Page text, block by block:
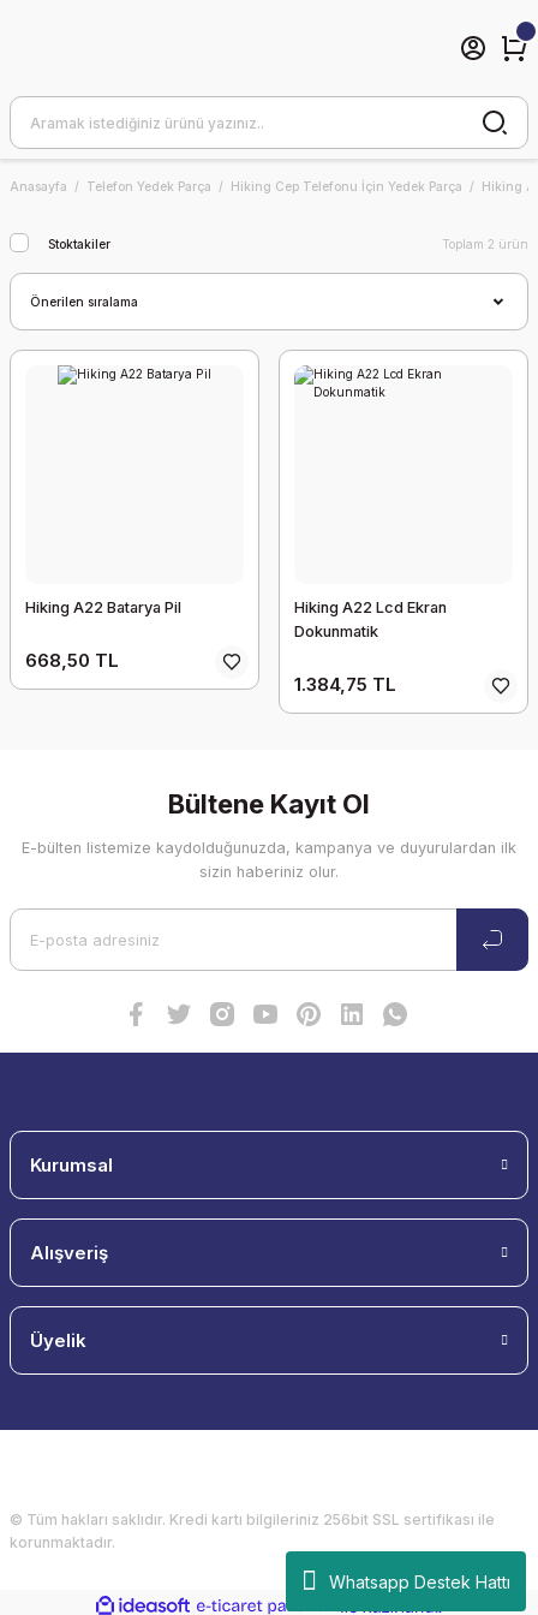
Whatsapp Destek Hattı
Anasayfa Telefon Yedek Parça Hiking Cep Telefonu İçin Yedek Parça Hiking
Stoktakiler Toplam 2 ürün
Hiking A22 Batarya Pil
668,50 TL
Hiking A22 Lcd Ekran
Dokunmatik
1.384,75 TL
Bültene Kayıt Ol
E-bülten listemize kaydolduğunuzda, kampanya ve duyurulardan ilk
sizin haberiniz olur.
Kurumsal
Alışveriş
Üyelik
© Tüm hakları saklıdır. Kredi kartı bilgileriniz 256bit SSL sertifikası ile
korunmaktadır.
ideasoft